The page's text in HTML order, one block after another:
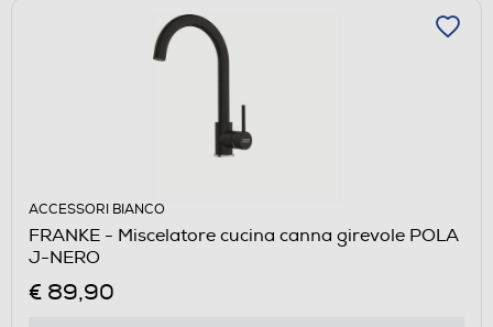
ACCESSORI BIANCO
FRANKE - Miscelatore cucina canna girevole POLA
J-NERO
€ 89,90